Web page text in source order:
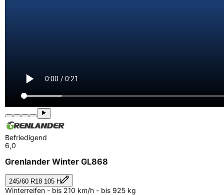
Befriedigend
6,0
Grenlander Winter GL868
245/60 R18 105 H
Winterreifen - bis 210 km/h - bis 925 kg